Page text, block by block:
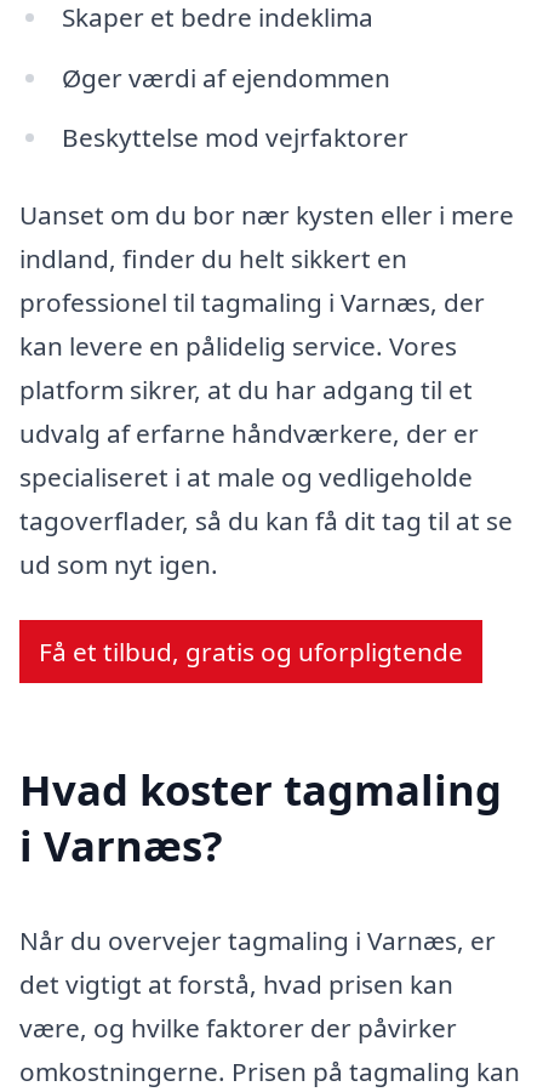
Skaper et bedre indeklima
Øger værdi af ejendommen
Beskyttelse mod vejrfaktorer
Uanset om du bor nær kysten eller i mere
indland, finder du helt sikkert en
professionel til tagmaling i Varnæs, der
kan levere en pålidelig service. Vores
platform sikrer, at du har adgang til et
udvalg af erfarne håndværkere, der er
specialiseret i at male og vedligeholde
tagoverflader, så du kan få dit tag til at se
ud som nyt igen.
Få et tilbud, gratis og uforpligtende
Hvad koster tagmaling
i Varnæs?
Når du overvejer tagmaling i Varnæs, er
det vigtigt at forstå, hvad prisen kan
være, og hvilke faktorer der påvirker
omkostningerne. Prisen på tagmaling kan